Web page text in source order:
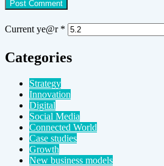
Current ye@r *
Categories
Strategy
Innovation
Digital
Social Media
Connected World
Case studies
Growth
New business models